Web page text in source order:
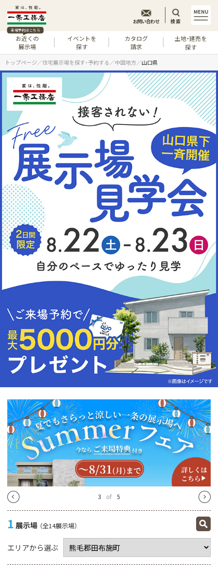
来場予約はこちら
お近くの
展示場
イベントを
探す
カタログ
請求
土地・建売を
探す
お問い合わせ 検索
トップページ 住宅展示場を探す・予約する 中国地方 山口県
4 of 5
1 展示場 （全14展示場）
エリアから選ぶ